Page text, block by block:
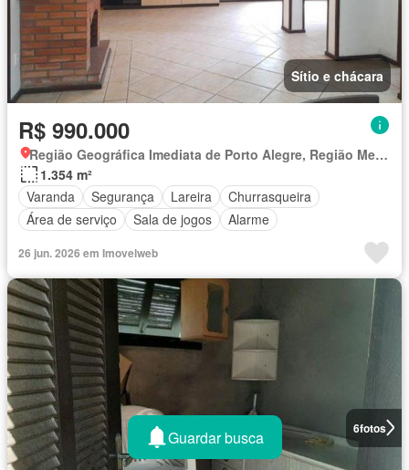
Sítio e chácara
R$ 990.000
Região Geográfica Imediata de Porto Alegre, Região Metropolitana de Porto Alegre
1.354 m²
Varanda
Segurança Lareira
Churrasqueira
Área de serviço
Sala de jogos Alarme
26 jun. 2026 em Imovelweb
6fotos
Guardar busca